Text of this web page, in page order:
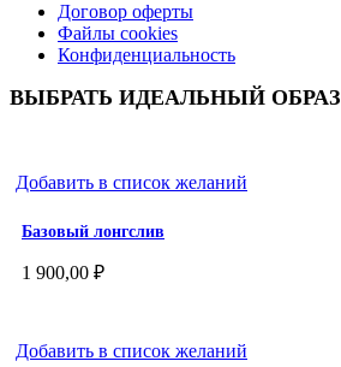
Договор оферты
Файлы cookies
Конфиденциальность
ВЫБРАТЬ ИДЕАЛЬНЫЙ ОБРАЗ
Добавить в список желаний
Базовый лонгслив
1 900,00 ₽
Добавить в список желаний